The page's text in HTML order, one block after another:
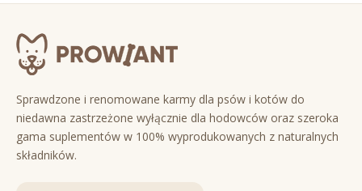
Sprawdzone i renomowane karmy dla psów i kotów do
niedawna zastrzeżone wyłącznie dla hodowców oraz szeroka
gama suplementów w 100% wyprodukowanych z naturalnych
składników.